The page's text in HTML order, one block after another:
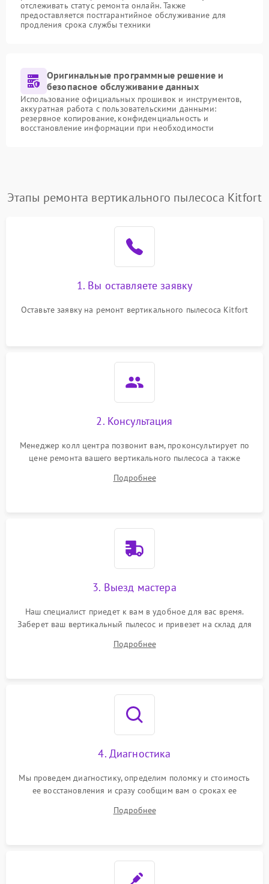
отслеживать статус ремонта онлайн. Также
предоставляется постгарантийное обслуживание для
продления срока службы техники
Оригинальные программные решение и
безопасное обслуживание данных
Использование официальных прошивок и инструментов,
аккуратная работа с пользовательскими данными:
резервное копирование, конфиденциальность и
восстановление информации при необходимости
Этапы ремонта вертикального пылесоса Kitfort
1. Вы оставляете заявку
Оставьте заявку на ремонт вертикального пылесоса Kitfort
2. Консультация
Менеджер колл центра позвонит вам, проконсультирует по
цене ремонта вашего вертикального пылесоса а также
Подробнее
3. Выезд мастера
Наш специалист приедет к вам в удобное для вас время.
Заберет ваш вертикальный пылесос и привезет на склад для
Подробнее
4. Диагностика
Мы проведем диагностику, определим поломку и стоимость
ее восстановления и сразу сообщим вам о сроках ее
Подробнее